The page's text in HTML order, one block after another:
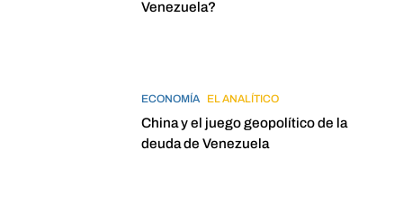
Venezuela?
ECONOMÍA EL ANALÍTICO
China y el juego geopolítico de la
deuda de Venezuela